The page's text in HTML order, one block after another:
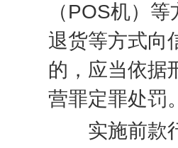
（POS机）等
退货等方式向
的，应当依据
营罪定罪处罚
实施前款行